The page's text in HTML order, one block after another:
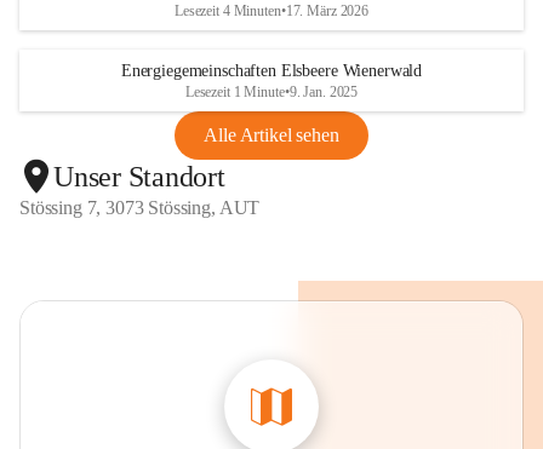
Lesezeit 4 Minuten•17. März 2026
Energiegemeinschaften Elsbeere Wienerwald
Lesezeit 1 Minute•9. Jan. 2025
Alle Artikel sehen
Unser Standort
Stössing 7, 3073 Stössing, AUT